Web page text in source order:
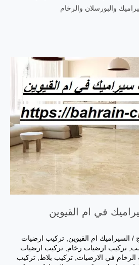
والبورسلان والرخام
في ام القيوين
/ السيراميك ام القيوين تركيب ارضيات
تركيب ارضيات رخام تركيب ارضيات
الرخام في الارضيات تركيب بلاط تركيب